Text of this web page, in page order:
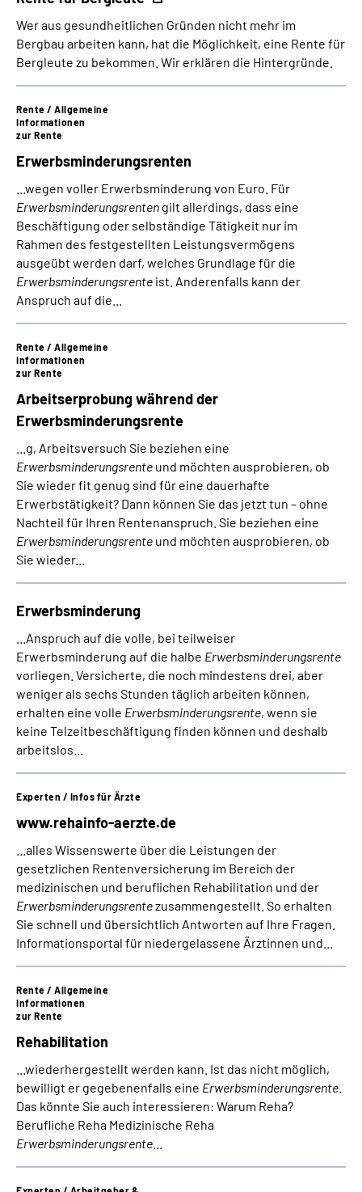
Wer aus gesundheitlichen Gründen nicht mehr im
Bergbau arbeiten kann, hat die Möglichkeit, eine Rente für
Bergleute zu bekommen. Wir erklären die Hintergründe.
­Erwerbsminderungs­renten
Rente / Allgemeine
Informationen
zur Rente
...wegen voller Erwerbsminderung von Euro. Für
Erwerbsminderungsrenten gilt allerdings, dass eine
Beschäftigung oder selbständige Tätigkeit nur im
Rahmen des festgestellten Leistungsvermögens
ausgeübt werden darf, welches Grundlage für die
Erwerbsminderungsrente ist. Anderenfalls kann der
Anspruch auf die...
Arbeitserprobung während der
Erwerbsminderungsrente
Rente / Allgemeine
Informationen
zur Rente
...g, Arbeitsversuch Sie beziehen eine
Erwerbsminderungsrente und möchten ausprobieren, ob
Sie wieder fit genug sind für eine dauerhafte
Erwerbstätigkeit? Dann können Sie das jetzt tun – ohne
Nachteil für Ihren Rentenanspruch. Sie beziehen eine
Erwerbsminderungsrente und möchten ausprobieren, ob
Sie wieder...
Erwerbsminderung
...Anspruch auf die volle, bei teilweiser
Erwerbsminderung auf die halbe Erwerbsminderungsrente
vorliegen. Versicherte, die noch mindestens drei, aber
weniger als sechs Stunden täglich arbeiten können,
erhalten eine volle Erwerbsminderungsrente, wenn sie
keine Telzeitbeschäftigung finden können und deshalb
arbeitslos...
www.rehainfo-aerzte.de
Experten / Infos für Ärzte
...alles Wissenswerte über die Leistungen der
gesetzlichen Rentenversicherung im Bereich der
medizinischen und beruflichen Rehabilitation und der
Erwerbsminderungsrentezusammengestellt. So erhalten
Sie schnell und übersichtlich Antworten auf Ihre Fragen.
Informationsportal für niedergelassene Ärztinnen und...
Rehabilitation
Rente / Allgemeine
Informationen
zur Rente
...wiederhergestellt werden kann. Ist das nicht möglich,
bewilligt er gegebenenfalls eine Erwerbsminderungsrente
Das könnte Sie auch interessieren: Warum Reha?
Berufliche Reha Medizinische Reha
Erwerbsminderungsrente